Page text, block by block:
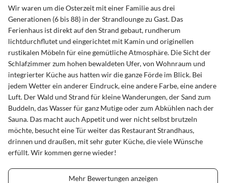
Wir waren um die Osterzeit mit einer Familie aus drei
Generationen (6 bis 88) in der Strandlounge zu Gast. Das
Ferienhaus ist direkt auf den Strand gebaut, rundherum
lichtdurchflutet und eingerichtet mit Kamin und originellen
rustikalen Möbeln für eine gemütliche Atmosphäre. Die Sicht der
Schlafzimmer zum hohen bewaldeten Ufer, von Wohnraum und
integrierter Küche aus hatten wir die ganze Förde im Blick. Bei
jedem Wetter ein anderer Eindruck, eine andere Farbe, eine andere
Luft. Der Wald und Strand für kleine Wanderungen, der Sand zum
Buddeln, das Wasser für ganz Mutige oder zum Abkühlen nach der
Sauna. Das macht auch Appetit und wer nicht selbst brutzeln
möchte, besucht eine Tür weiter das Restaurant Strandhaus,
drinnen und draußen, mit sehr guter Küche, die viele Wünsche
erfüllt. Wir kommen gerne wieder!
Mehr Bewertungen anzeigen